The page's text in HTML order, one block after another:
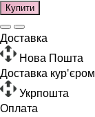
Купити
Доставка
Нова Пошта
Доставка кур'єром
Укрпошта
Оплата